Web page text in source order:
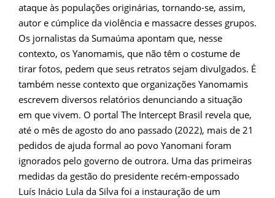
ataque às populações originárias, tornando-se, assim,
autor e cúmplice da violência e massacre desses grupos.
Os jornalistas da Sumaúma apontam que, nesse
contexto, os Yanomamis, que não têm o costume de
tirar fotos, pedem que seus retratos sejam divulgados. É
também nesse contexto que organizações Yanomamis
escrevem diversos relatórios denunciando a situação
em que vivem. O portal The Intercept Brasil revela que,
até o mês de agosto do ano passado (2022), mais de 21
pedidos de ajuda formal ao povo Yanomani foram
ignorados pelo governo de outrora. Uma das primeiras
medidas da gestão do presidente recém-empossado
Luís Inácio Lula da Silva foi a instauração de um